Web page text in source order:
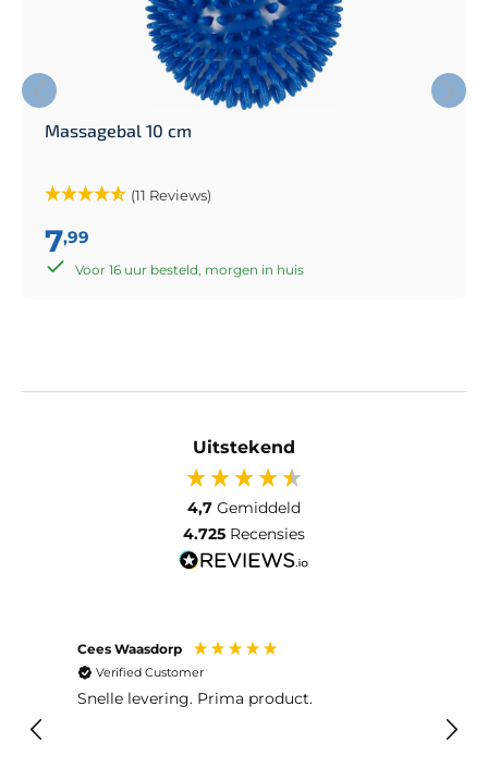
Massagebal 10 cm
(11 Reviews)
7,99
Voor 16 uur besteld, morgen in huis
Uitstekend
4,7 Gemiddeld
4.725 Recensies
Cees Waasdorp
Verified Customer
Snelle levering. Prima product.
lang